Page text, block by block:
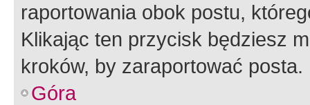
raportowania obok postu,
Klikając ten przycisk będziesz
kroków, by zaraportować posta.
Góra